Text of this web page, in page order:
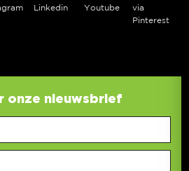
Linkedin
Youtube
via
Pinterest
onze nieuwsbrief